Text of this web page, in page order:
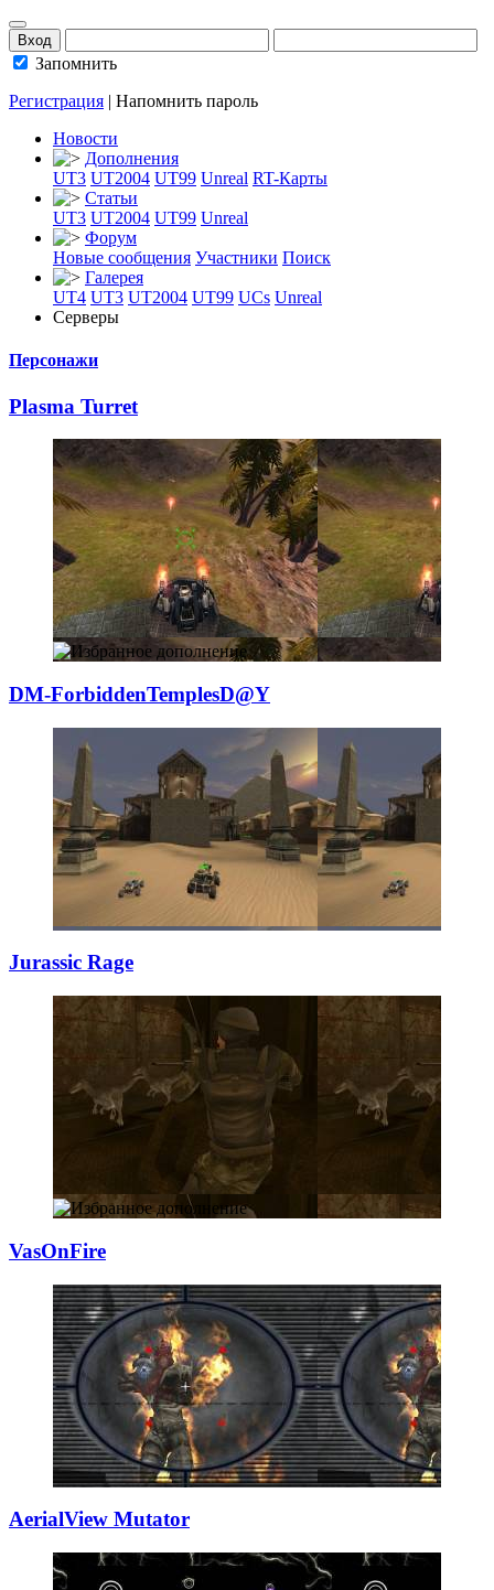
Запомнить
Регистрация | Напомнить пароль
Новости
Дополнения
UT3 UT2004 UT99 Unreal RT-Карты
Статьи
UT3 UT2004 UT99 Unreal
Форум
Новые сообщения Участники Поиск
Галерея
UT4 UT3 UT2004 UT99 UCs Unreal
Серверы
Персонажи
Plasma Turret
DM-ForbiddenTemp­lesD@Y
Jurassic Rage
VasOnFire
AerialView Mutat­or